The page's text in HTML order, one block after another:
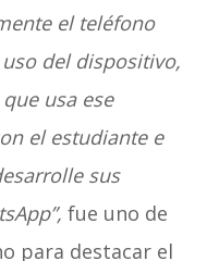
el teléfono
del dispositivo,
usa ese
el estudiante e
sus
fue uno de
para destacar el